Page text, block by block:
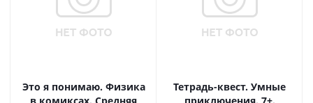
Это я понимаю. Физика
Тетрадь-квест. Умные